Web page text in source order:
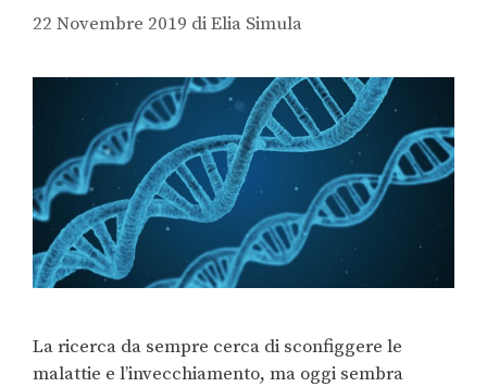
22 Novembre 2019 diElia Simula
La ricerca da sempre cerca di sconfiggere le
malattie e l’invecchiamento, ma oggi sembra